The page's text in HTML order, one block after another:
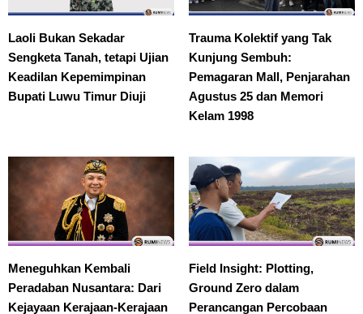
Laoli Bukan Sekadar
Sengketa Tanah, tetapi Ujian
Keadilan Kepemimpinan
Bupati Luwu Timur Diuji
Trauma Kolektif yang Tak
Kunjung Sembuh:
Pemagaran Mall, Penjarahan
Agustus 25 dan Memori
Kelam 1998
Meneguhkan Kembali
Peradaban Nusantara: Dari
Kejayaan Kerajaan-Kerajaan
Field Insight: Plotting,
Ground Zero dalam
Perancangan Percobaan